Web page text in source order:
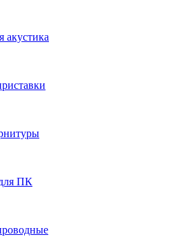
акустика
ПК